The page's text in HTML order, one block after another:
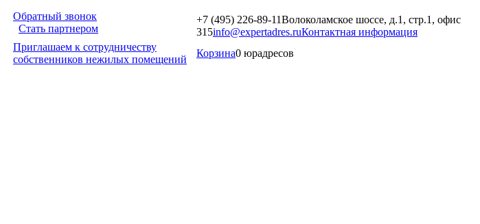
Обратный звонок
Стать партнером
+7 (495) 226-89-11Волоколамское шоссе, д.1, стр.1, офис
315info@expertadres.ruКонтактная информация
Приглашаем к сотрудничеству
собственников нежилых помещений
Корзина0 юрадресов